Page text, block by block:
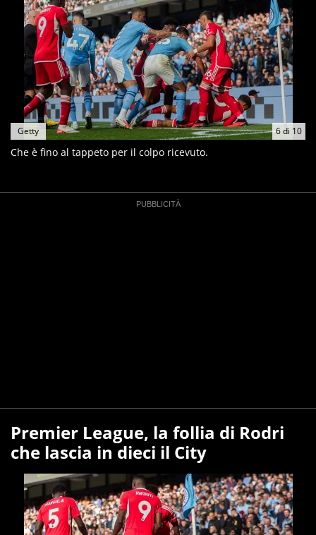
6di 10
Getty
Che è fino al tappeto per il colpo ricevuto.
Premier League, la follia di Rodri
che lascia in dieci il City